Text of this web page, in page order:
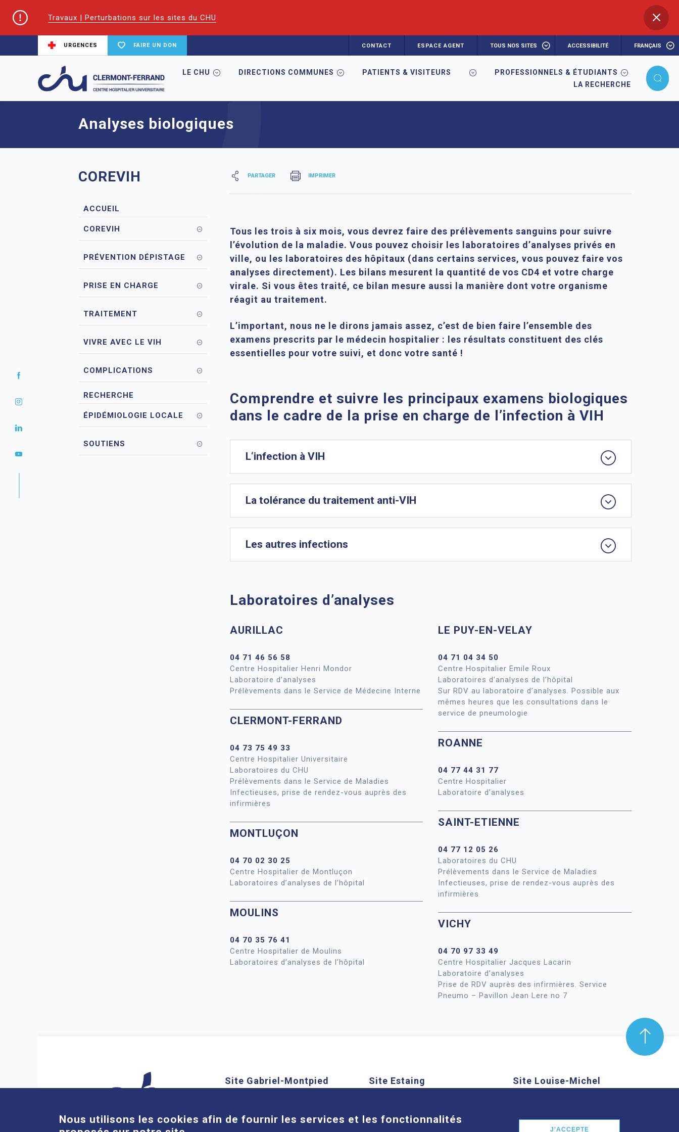
Travaux | Perturbations sur les sites du CHU
URGENCES FAIRE UN DON CONTACT ESPACE AGENT TOUS NOS SITES ACCESSIBILITÉ FRANÇAIS
LE CHU DIRECTIONS COMMUNES PATIENTS & VISITEURS
PROFESSIONNELS & ÉTUDIANTS
LA RECHERCHE
Accueil CoReSS Auvergne Loire Analyses biologiques
Analyses biologiques
COREVIH
ACCUEIL
COREVIH
PRÉVENTION DÉPISTAGE
PRISE EN CHARGE
TRAITEMENT
VIVRE AVEC LE VIH
COMPLICATIONS
RECHERCHE
ÉPIDÉMIOLOGIE LOCALE
SOUTIENS
PARTAGER IMPRIMER
Tous les trois à six mois, vous devrez faire des prélèvements sanguins pour suivre
l’évolution de la maladie. Vous pouvez choisir les laboratoires d’analyses privés en
ville, ou les laboratoires des hôpitaux (dans certains services, vous pouvez faire vos
analyses directement). Les bilans mesurent la quantité de vos CD4 et votre charge
virale. Si vous êtes traité, ce bilan mesure aussi la manière dont votre organisme
réagit au traitement.
L’important, nous ne le dirons jamais assez, c’est de bien faire l’ensemble des
examens prescrits par le médecin hospitalier : les résultats constituent des clés
essentielles pour votre suivi, et donc votre santé !
Comprendre et suivre les principaux examens biologiques
dans le cadre de la prise en charge de l’infection à VIH
L‘infection à VIH
La tolérance du traitement anti-VIH
Les autres infections
Laboratoires d’analyses
AURILLAC
04 71 46 56 58
Centre Hospitalier Henri Mondor
Laboratoire d’analyses
Prélèvements dans le Service de Médecine Interne
CLERMONT-FERRAND
04 73 75 49 33
Centre Hospitalier Universitaire
Laboratoires du CHU
Prélèvements dans le Service de Maladies
Infectieuses, prise de rendez-vous auprès des
infirmières
MONTLUÇON
04 70 02 30 25
Centre Hospitalier de Montluçon
Laboratoires d’analyses de l’hôpital
MOULINS
04 70 35 76 41
Centre Hospitalier de Moulins
Laboratoires d’analyses de l’hôpital
LE PUY-EN-VELAY
04 71 04 34 50
Centre Hospitalier Emile Roux
Laboratoires d’analyses de l’hôpital
Sur RDV au laboratoire d’analyses. Possible aux
mêmes heures que les consultations dans le
service de pneumologie
ROANNE
04 77 44 31 77
Centre Hospitalier
Laboratoire d’analyses
SAINT-ETIENNE
04 77 12 05 26
Laboratoires du CHU
Prélèvements dans le Service de Maladies
Infectieuses, prise de rendez-vous auprès des
infirmières
VICHY
04 70 97 33 49
Centre Hospitalier Jacques Lacarin
Laboratoire d’analyses
Prise de RDV auprès des infirmières. Service
Pneumo – Pavillon Jean Lere no 7
Site Gabriel-Montpied Site Estaing Site Louise-Michel
Cookies
Nous utilisons les cookies afin de fournir les services et les fonctionnalités
J'ACCEPTE